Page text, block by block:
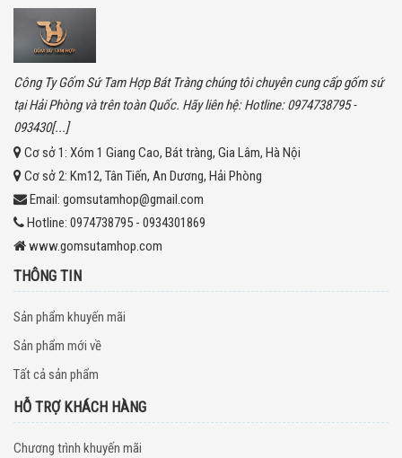
Công Ty Gốm Sứ Tam Hợp Bát Tràng chúng tôi chuyên cung cấp gốm sứ
tại Hải Phòng và trên toàn Quốc. Hãy liên hệ: Hotline: 0974738795 -
093430[...]
Cơ sở 1: Xóm 1 Giang Cao, Bát tràng, Gia Lâm, Hà Nội
Cơ sở 2: Km12, Tân Tiến, An Dương, Hải Phòng
Email: gomsutamhop@gmail.com
Hotline: 0974738795 - 0934301869
www.gomsutamhop.com
THÔNG TIN
Sản phẩm khuyến mãi
Sản phẩm mới về
Tất cả sản phẩm
HỖ TRỢ KHÁCH HÀNG
Chương trình khuyến mãi